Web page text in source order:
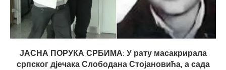
ЈАСНА ПОРУКА СРБИМА: У рату масакрирала
српског дјечака Слободана Стојановића, а сада